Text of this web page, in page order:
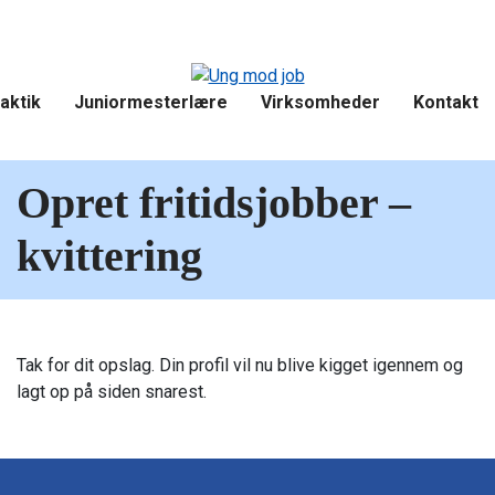
Juniormesterlære Virksomheder Kontakt
Opret fritidsjobber –
kvittering
Tak for dit opslag. Din profil vil nu blive kigget igennem og
lagt op på siden snarest.